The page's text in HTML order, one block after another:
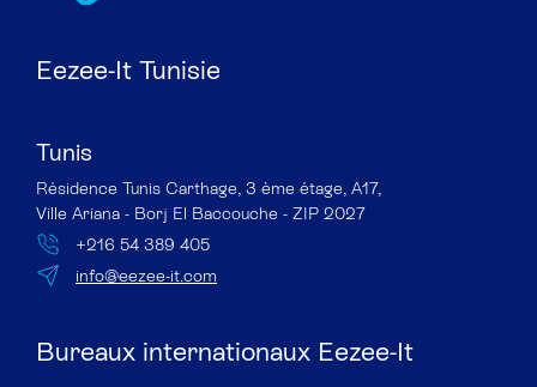
Eezee-It Tunisie
Tunis
Résidence Tunis Carthage, 3 ème étage, A17,
Ville Ariana - Borj El Baccouche - ZIP 2027
+216 54 389 405
info@eezee-it.com
Bureaux internationaux Eezee-It